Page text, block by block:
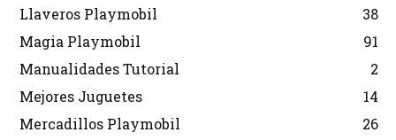
Llaveros Playmobil
38
Magia Playmobil
91
Manualidades Tutorial
2
Mejores Juguetes
14
Mercadillos Playmobil
26